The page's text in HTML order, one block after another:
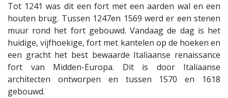
Tot 1241 was dit een fort met een aarden wal en een
houten brug. Tussen 1247en 1569 werd er een stenen
muur rond het fort gebouwd. Vandaag de dag is het
huidige, vijfhoekige, fort met kantelen op de hoeken en
een gracht het best bewaarde Italiaanse renaissance
fort van Midden-Europa. Dit is door Italiaanse
architecten ontworpen en tussen 1570 en 1618
gebouwd.